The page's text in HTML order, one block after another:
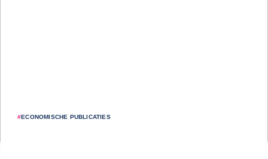
#ECONOMISCHE PUBLICATIES